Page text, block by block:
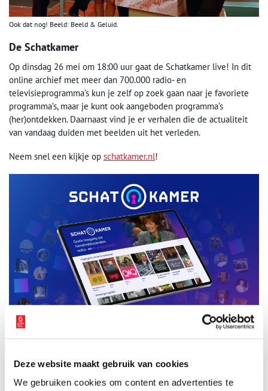
Deze website maakt gebruik van cookies
We gebruiken cookies om content en advertenties te
Ook dat nog! Beeld: Beeld & Geluid.
De Schatkamer
Op dinsdag 26 mei om 18:00 uur gaat de Schatkamer live! In dit
online archief met meer dan 700.000 radio- en
televisieprogramma’s kun je zelf op zoek gaan naar je favoriete
programma’s, maar je kunt ook aangeboden programma’s
(her)ontdekken. Daarnaast vind je er verhalen die de actualiteit
van vandaag duiden met beelden uit het verleden.
Neem snel een kijkje op schatkamer.nl!
De Schatkamer gaat live. Beeld: Beeld & Geluid.
Publicatiedatum: 26/05/2026